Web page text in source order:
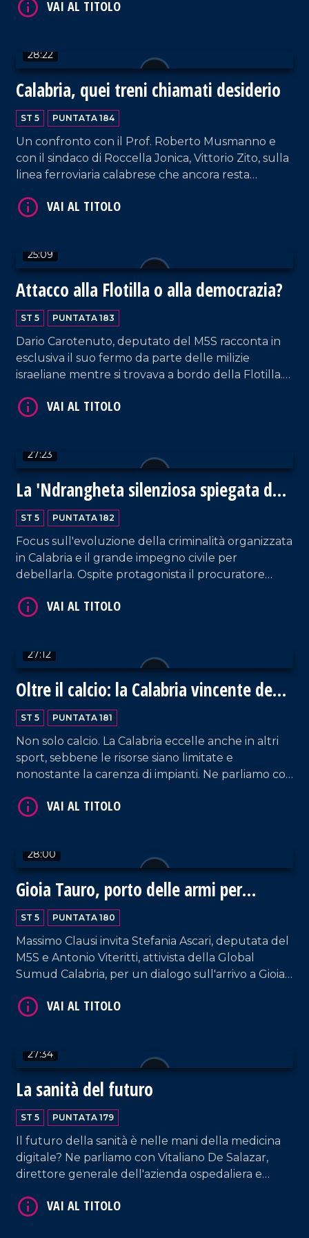
Fausto Orsomarso, senatore di Fratelli d'Italia, e
28:22
Calabria, quei treni chiamati desiderio
ST 5 PUNTATA 184
Un confronto con il Prof. Roberto Musmanno e
con il sindaco di Roccella Jonica, Vittorio Zito, sulla
linea ferroviaria calabrese che ancora resta
25:09
Attacco alla Flotilla o alla democrazia?
ST 5 PUNTATA 183
Dario Carotenuto, deputato del M5S racconta in
esclusiva il suo fermo da parte delle milizie
israeliane mentre si trovava a bordo della Flotilla.
Bossio, per fare il punto su quanto ancora sta
27:23
La 'Ndrangheta silenziosa spiegata da
Borrelli
ST 5 PUNTATA 182
Focus sull'evoluzione della criminalità organizzata
in Calabria e il grande impegno civile per
debellarla. Ospite protagonista il procuratore
contornata dai commenti del prof. Costabile.
VAI AL TITOLO
27:12
Oltre il calcio: la Calabria vincente degli
altri sport
ST 5 PUNTATA 181
Non solo calcio. La Calabria eccelle anche in altri
sport, sebbene le risorse siano limitate e
nonostante la carenza di impianti. Ne parliamo con
Basket Cosenza, e Billy Gurnari, direttore tecnico
VAI AL TITOLO
28:00
Gioia Tauro, porto delle armi per
Israele?
ST 5 PUNTATA 180
Massimo Clausi invita Stefania Ascari, deputata del
M5S e Antonio Viteritti, attivista della Global
Sumud Calabria, per un dialogo sull'arrivo a Gioia
materiale atto a produrre armi per Israele.
VAI AL TITOLO
27:34
La sanità del futuro
ST 5 PUNTATA 179
Il futuro della sanità è nelle mani della medicina
digitale? Ne parliamo con Vitaliano De Salazar,
direttore generale dell'azienda ospedaliera e
della Comunità competente.
VAI AL TITOLO